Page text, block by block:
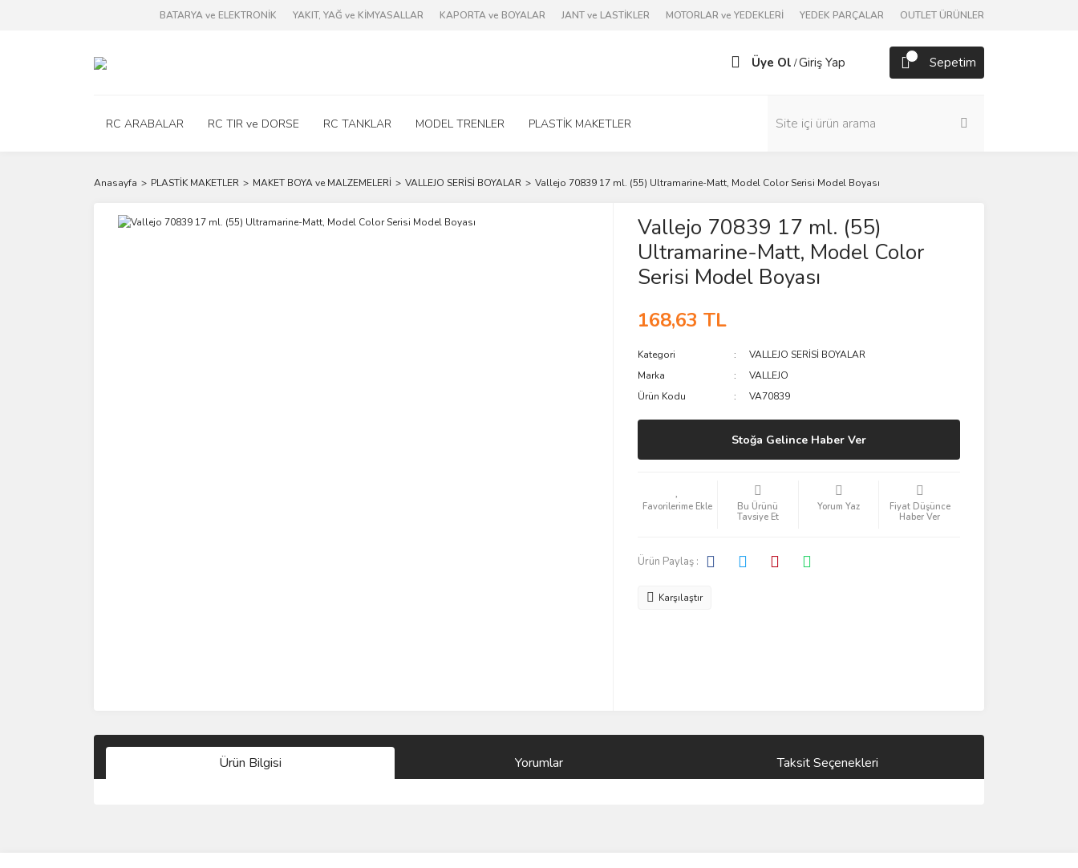
BATARYA ve ELEKTRONİK YAKIT, YAĞ ve KİMYASALLAR KAPORTA ve BOYALAR JANT ve LASTİKLER MOTORLAR ve YEDEKLERİ YEDEK PARÇALAR OUTLET ÜRÜNLER
Üye Ol /Giriş Yap Sepetim
RC ARABALAR RC TIR ve DORSE RC TANKLAR MODEL TRENLER PLASTİK MAKETLER
Anasayfa PLASTİK MAKETLER MAKET BOYA ve MALZEMELERİ VALLEJO SERİSİ BOYALAR Vallejo 70839 17 ml. (55) Ultramarine-Matt, Model Color Serisi Model Boyası
Vallejo 70839 17 ml. (55)
Ultramarine-Matt, Model Color
Serisi Model Boyası
168,63 TL
Kategori
VALLEJO SERİSİ BOYALAR
Marka
VALLEJO
Ürün Kodu
VA70839
Stoğa Gelince Haber Ver
Bu Ürünü
Tavsiye Et
Yorum Yaz
Fiyat Düşünce
Haber Ver
Ürün Paylaş :
Karşılaştır
Ürün Bilgisi Yorumlar Taksit Seçenekleri